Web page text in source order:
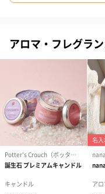
て、毎日のリラックスタ
日々の中で、ほんの少し
内側から輝く美しさが
ています。
ギフトボックスは2種
シルバーBOX
アロマ・フレグラ